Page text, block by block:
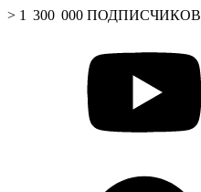
> 1 300 000 ПОДПИСЧИКОВ